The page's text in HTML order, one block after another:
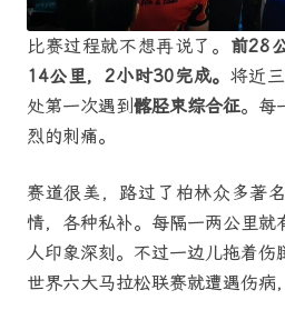
比赛过程就不想再说了。 前28
14公里，2小时30完成。 将近
处第一次遇到 髂胫束综合征。每
烈的刺痛。
赛道很美，路过了柏林众多著
情，各种私补。每隔一两公里就
人印象深刻。不过一边儿拖着伤
世界六大马拉松联赛就遭遇伤病